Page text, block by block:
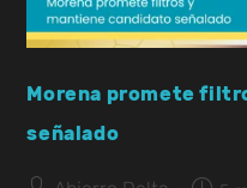
Morena promete
señalado